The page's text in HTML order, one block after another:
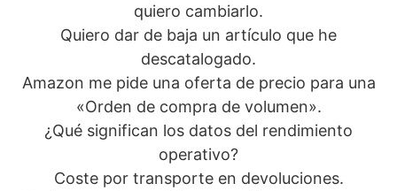
quiero cambiarlo.
Quiero dar de baja un artículo que he
descatalogado.
Amazon me pide una oferta de precio para una
«Orden de compra de volumen».
¿Qué significan los datos del rendimiento
operativo?
Coste por transporte en devoluciones.